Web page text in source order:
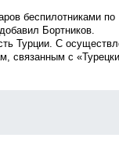
беспилотниками по
Бортников.
Турции. С
связанным с